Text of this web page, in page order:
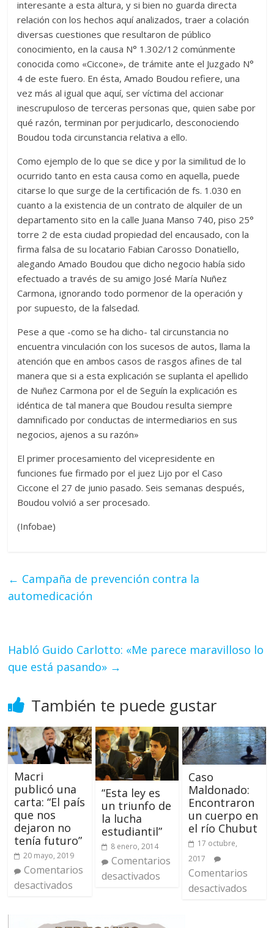
interesante a esta altura, y si bien no guarda directa
relación con los hechos aquí analizados, traer a colación
diversas cuestiones que resultaron de público
conocimiento, en la causa N° 1.302/12 comúnmente
conocida como «Ciccone», de trámite ante el Juzgado N°
4 de este fuero. En ésta, Amado Boudou refiere, una
vez más al igual que aquí, ser víctima del accionar
inescrupuloso de terceras personas que, quien sabe por
qué razón, terminan por perjudicarlo, desconociendo
Boudou toda circunstancia relativa a ello.
Como ejemplo de lo que se dice y por la similitud de lo
ocurrido tanto en esta causa como en aquella, puede
citarse lo que surge de la certificación de fs. 1.030 en
cuanto a la existencia de un contrato de alquiler de un
departamento sito en la calle Juana Manso 740, piso 25°
torre 2 de esta ciudad propiedad del encausado, con la
firma falsa de su locatario Fabian Carosso Donatiello,
alegando Amado Boudou que dicho negocio había sido
efectuado a través de su amigo José María Nuñez
Carmona, ignorando todo pormenor de la operación y
por supuesto, de la falsedad.
Pese a que -como se ha dicho- tal circunstancia no
encuentra vinculación con los sucesos de autos, llama la
atención que en ambos casos de rasgos afines de tal
manera que si a esta explicación se suplanta el apellido
de Nuñez Carmona por el de Seguín la explicación es
idéntica de tal manera que Boudou resulta siempre
damnificado por conductas de intermediarios en sus
negocios, ajenos a su razón»
El primer procesamiento del vicepresidente en
funciones fue firmado por el juez Lijo por el Caso
Ciccone el 27 de junio pasado. Seis semanas después,
Boudou volvió a ser procesado.
(Infobae)
← Campaña de prevención contra la
automedicación
Habló Guido Carlotto: «Me parece maravilloso lo
que está pasando» →
También te puede gustar
Macri
publicó una
carta: “El país
que nos
dejaron no
tenía futuro”
20 mayo, 2019
Comentarios
desactivados
“Esta ley es
un triunfo de
la lucha
estudiantil”
8 enero, 2014
Comentarios
desactivados
Caso
Maldonado:
Encontraron
un cuerpo en
el río Chubut
17 octubre,
2017
Comentarios
desactivados